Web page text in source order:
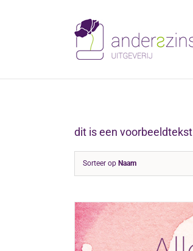
dit is een voorbeeldtekst
Sorteer op Naam